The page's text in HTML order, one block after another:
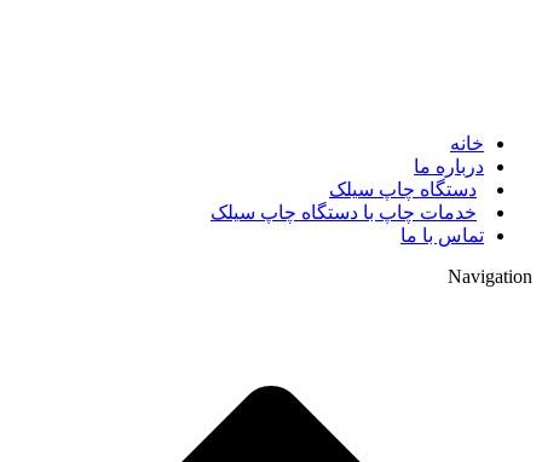
خانه
درباره ما
دستگاه چاپ سیلک
خدمات چاپ با دستگاه چاپ سیلک
تماس با ما
Navigation